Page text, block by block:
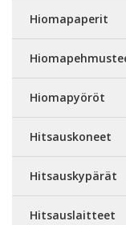
Hiomapaperit
Hiomapyöröt
Hitsauskoneet
Hitsauskypärät
Hitsauslaitteet